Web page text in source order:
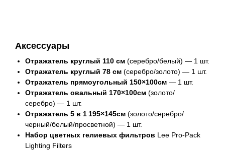
Аксессуары
Отражатель круглый 110 см (серебро/белый) — 1 шт.
Отражатель круглый 78 см (серебро/золото) — 1 шт.
Отражатель прямоугольный 150×100см — 1 шт.
Отражатель овальный 170×100см (золото/
серебро) — 1 шт.
Отражатель 5 в 1 195×145см (золото/серебро/
черный/белый/просветной) — 1 шт.
Набор цветных гелиевых фильтров Lee Pro-Pack
Lighting Filters